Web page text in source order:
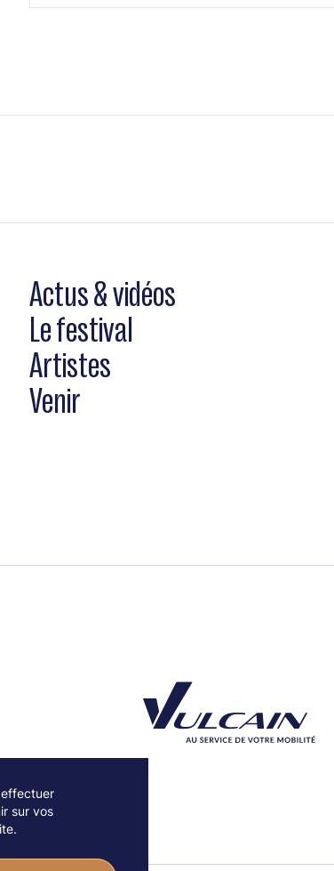
sur vos
Actus & vidéos
Le festival
Artistes
Venir